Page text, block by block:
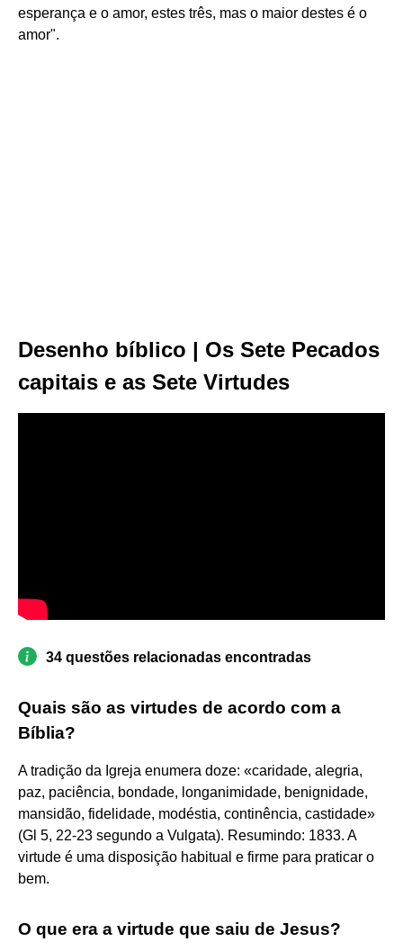
esperança e o amor, estes três, mas o maior destes é o
amor".
Desenho bíblico | Os Sete Pecados
capitais e as Sete Virtudes
34 questões relacionadas encontradas
Quais são as virtudes de acordo com a
Bíblia?
A tradição da Igreja enumera doze: «caridade, alegria,
paz, paciência, bondade, longanimidade, benignidade,
mansidão, fidelidade, modéstia, continência, castidade»
(Gl 5, 22-23 segundo a Vulgata). Resumindo: 1833. A
virtude é uma disposição habitual e firme para praticar o
bem.
O que era a virtude que saiu de Jesus?